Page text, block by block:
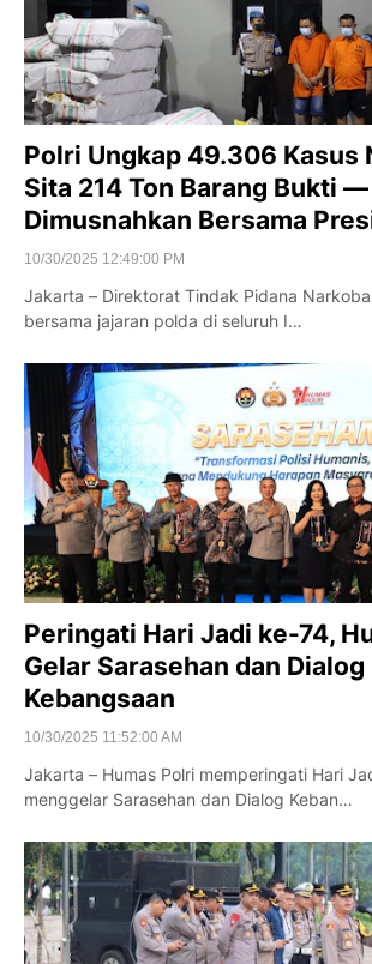
Polri Ungkap 49.306 Kasus
Sita 214 Ton Barang Bukti —
Dimusnahkan Bersama
10/30/2025 12:49:00 PM
Jakarta – Direktorat Tindak Pidana
bersama jajaran polda di seluruh I…
Peringati Hari Jadi ke-74,
Gelar Sarasehan dan Dialog
Kebangsaan
10/30/2025 11:52:00 AM
Jakarta – Humas Polri memperingati Hari
menggelar Sarasehan dan Dialog Keban…